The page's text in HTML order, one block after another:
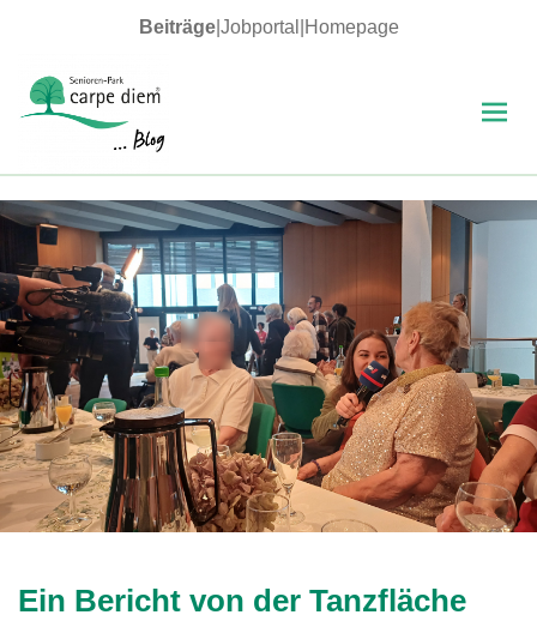
Beiträge| Jobportal Homepage
carpe diem Blog
Ein Bericht von der Tanzfläche